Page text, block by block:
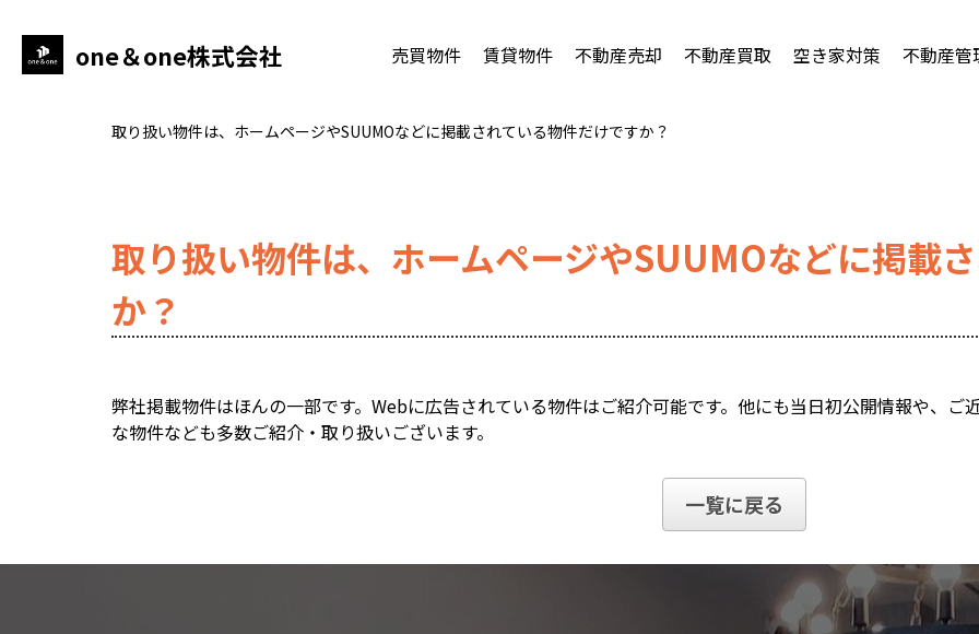
one＆one株式会社 売買物件 賃貸物件 不動産売却 不動産買取 空き家対策 不動産管
取り扱い物件は、ホームページやSUUMOなどに掲載されている物件だけですか？
取り扱い物件は、ホームページやSUUMOなどに掲載
か？
弊社掲載物件はほんの一部です。Webに広告されている物件はご紹介可能です。他にも当日初公開情報や、
な物件なども多数ご紹介・取り扱いございます。
一覧に戻る